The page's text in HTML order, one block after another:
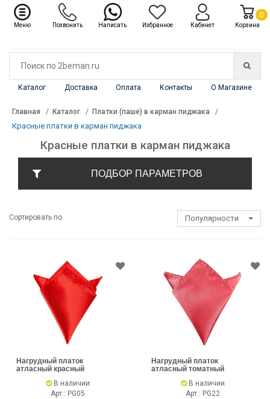
Каталог Доставка Оплата Контакты О Магазине
Каталог ✖
Главная Каталог Платки (паше) в карман пиджака
Красные платки в карман пиджака
Красные платки в карман пиджака
ПОДБОР ПАРАМЕТРОВ
Сортировать по Популярности
Нагрудный платок
атласный красный
В наличии
Арт.: PG05
Нагрудный платок
атласный томатный
В наличии
Арт.: PG22
Меню Позвонить Написать Избранное Кабинет Корзина
0